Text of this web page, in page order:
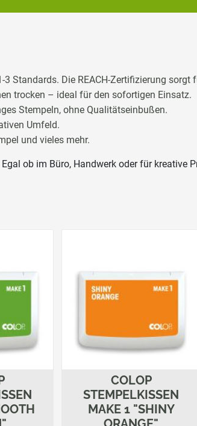
Standards. Die REACH-Zertifizierung sorgt
trocken – ideal für den sofortigen Einsatz.
Stempeln, ohne Qualitätseinbußen.
Umfeld.
und vieles mehr.
ob im Büro, Handwerk oder für kreative
COLOP
STEMPELKISSEN
MAKE 1 "SHINY